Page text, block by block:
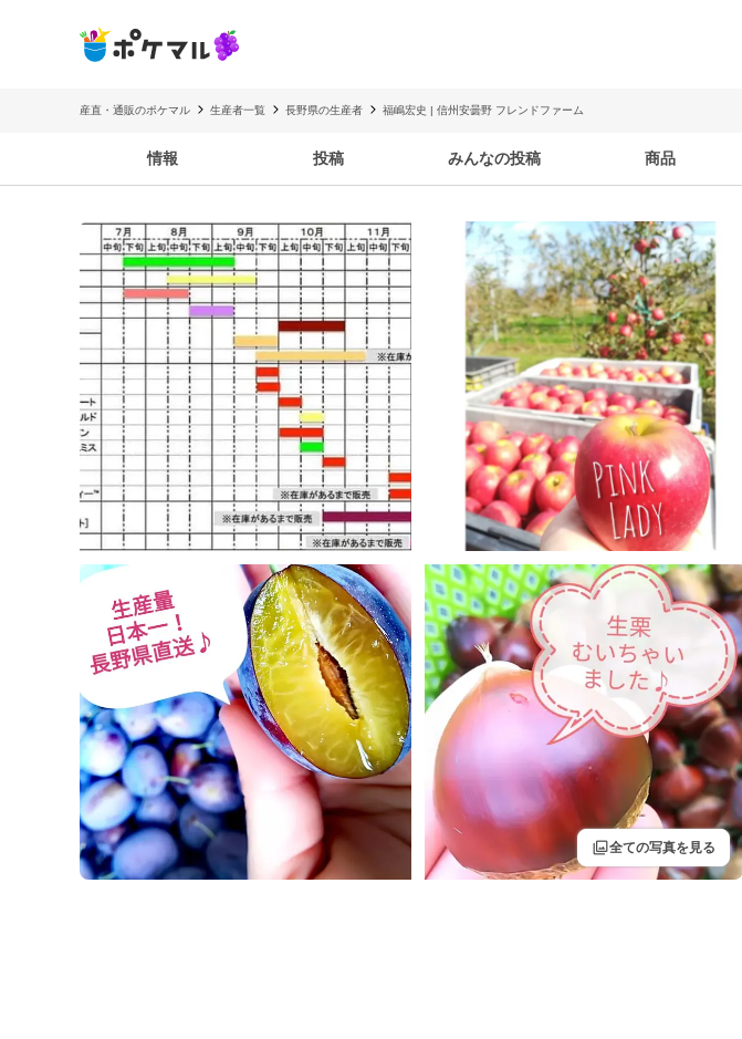
産直・通販のポケマル 生産者一覧 長野県の生産者 福嶋宏史 | 信州安曇野 フレンドファーム
情報 投稿 みんなの投稿 商品
filter全ての写真を見る